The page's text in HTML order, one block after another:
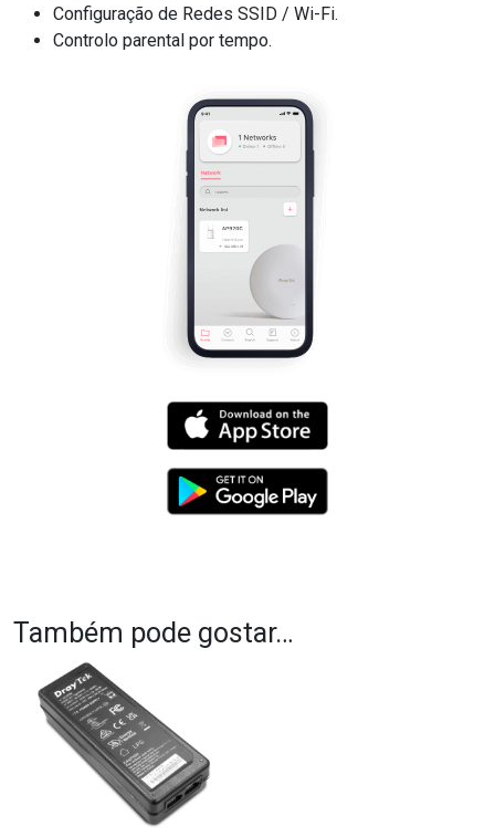
Configuração de Redes SSID / Wi-Fi.
Controlo parental por tempo.
Também pode gostar…